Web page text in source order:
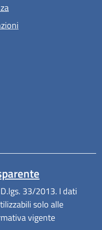
33/2013. I dati
solo alle
vigente